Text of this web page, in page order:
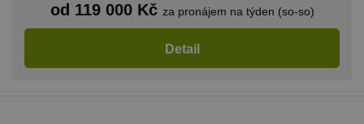
od 119 000 Kč za pronájem na týden (so-so)
Detail